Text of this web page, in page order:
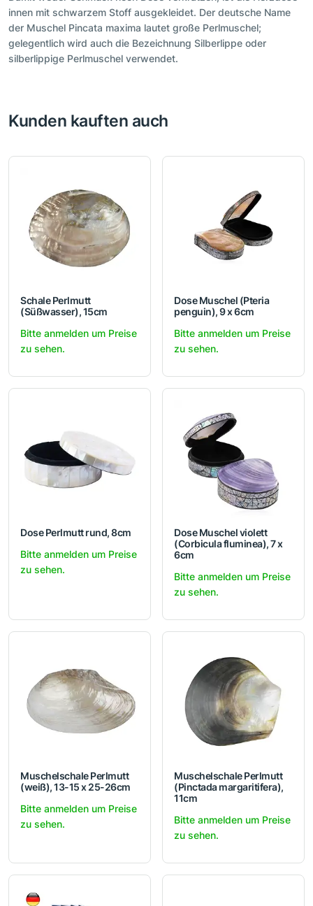
innen mit schwarzem Stoff ausgekleidet. Der deutsche Name
der Muschel Pincata maxima lautet große Perlmuschel;
gelegentlich wird auch die Bezeichnung Silberlippe oder
silberlippige Perlmuschel verwendet.
Kunden kauften auch
Schale Perlmutt
(Süßwasser), 15cm
Bitte anmelden um Preise
zu sehen.
Dose Muschel (Pteria
penguin), 9 x 6cm
Bitte anmelden um Preise
zu sehen.
Dose Perlmutt rund, 8cm
Bitte anmelden um Preise
zu sehen.
Dose Muschel violett
(Corbicula fluminea), 7 x
6cm
Bitte anmelden um Preise
zu sehen.
Muschelschale Perlmutt
(weiß), 13-15 x 25-26cm
Bitte anmelden um Preise
zu sehen.
Muschelschale Perlmutt
(Pinctada margaritifera),
11cm
Bitte anmelden um Preise
zu sehen.